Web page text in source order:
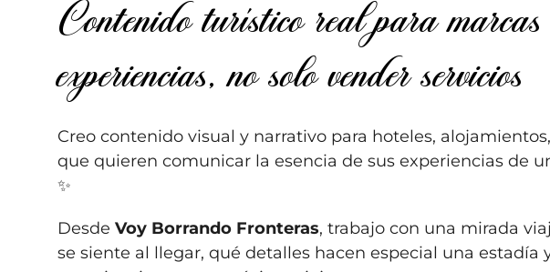
Contenido turístico real para
experiencias, no solo vender servicios
Creo contenido visual y narrativo para hoteles,
que quieren comunicar la esencia de sus experiencias de
✨
DesdeVoy Borrando Fronteras, trabajo con una mirada
se siente al llegar, qué detalles hacen especial una estadía